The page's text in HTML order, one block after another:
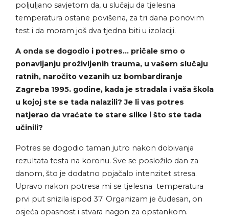
poljuljano savjetom da, u slučaju da tjelesna
temperatura ostane povišena, za tri dana ponovim
test i da moram još dva tjedna biti u izolaciji.
A onda se dogodio i potres… pričale smo o
ponavljanju proživljenih trauma, u vašem slučaju
ratnih, naročito vezanih uz bombardiranje
Zagreba 1995. godine, kada je stradala i vaša škola
u kojoj ste se tada nalazili? Je li vas potres
natjerao da vraćate te stare slike i što ste tada
učinili?
Potres se dogodio taman jutro nakon dobivanja
rezultata testa na koronu. Sve se posložilo dan za
danom, što je dodatno pojačalo intenzitet stresa.
Upravo nakon potresa mi se tjelesna temperatura
prvi put snizila ispod 37. Organizam je čudesan, on
osjeća opasnost i stvara nagon za opstankom.